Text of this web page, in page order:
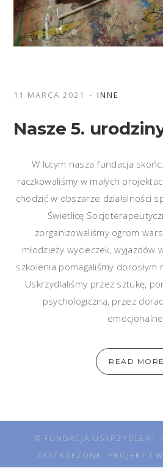
11 MARCA 2021 INNE
Nasze 5.
W lutym nasza fundacja
raczkowaliśmy w małych
chodzić w obszarze działalności
Świetlicę
zorganizowaliśmy ogrom
młodzieży wycieczek, wyjazdów
szkolenia pomagaliśmy dorosłym
Uskrzydlaliśmy przez sztukę,
psychologiczną, przez
emocjonalne.
READ MORE
© FUNDACJA USKRZYDLENI.
ZASTRZEŻONE. PROJEKT I